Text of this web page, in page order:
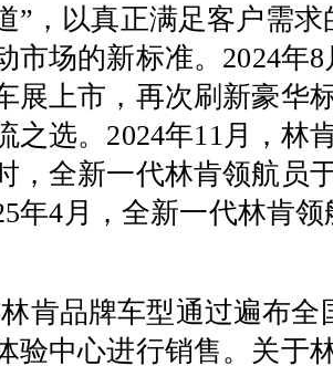
”，以真正满足客户需
市场的新标准。2024年
展上市，再次刷新豪华
之选。2024年11月，林
，全新一代林肯领航员
年4月，全新一代林肯
肯品牌车型通过遍布
验中心进行销售。关于